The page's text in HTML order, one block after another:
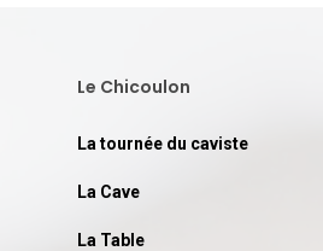
Le Chicoulon
La tournée du caviste
La Cave
La Table